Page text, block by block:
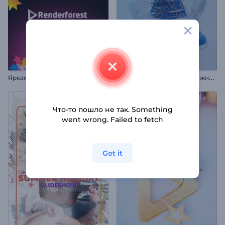
Яркая новогодняя заставка Н
овогодняя заставка: Снежный шар
Что-то пошло не так. Something
went wrong. Failed to fetch
Got it